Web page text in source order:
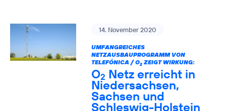
14. November 2020
UMFANGREICHES
NETZAUSBAUPROGRAMM VON
TELEFÓNICA / O2ZEIGT WIRKUNG:
O2 Netz erreicht in
Niedersachsen,
Sachsen und
Schleswig-Holstein